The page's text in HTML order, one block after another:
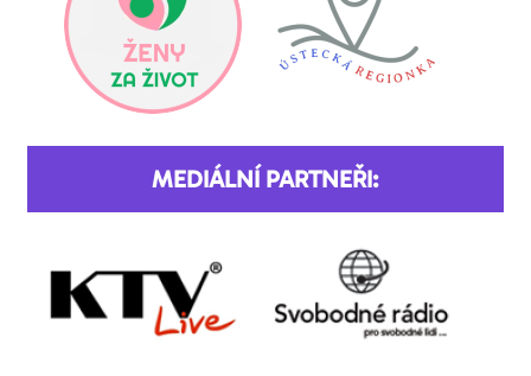
MEDIÁLNÍ PARTNEŘI: